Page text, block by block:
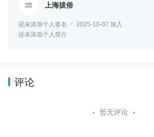
上海拔俗
还未添加个人签名
2025-10-07 加入
还未添加个人简介
评论
暂无评论